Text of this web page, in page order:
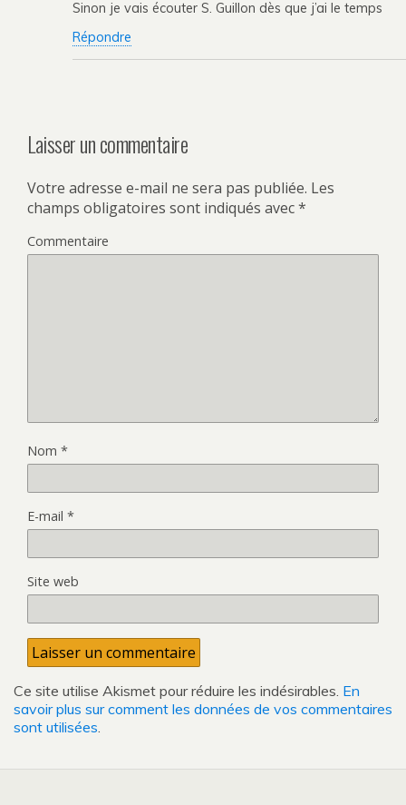
Sinon je vais écouter S. Guillon dès que j’ai le temps
Répondre
Laisser un commentaire
Votre adresse e-mail ne sera pas publiée. Les
champs obligatoires sont indiqués avec*
Commentaire
Nom *
E-mail *
Site web
Ce site utilise Akismet pour réduire les indésirables. En
savoir plus sur comment les données de vos commentaires
sont utilisées.